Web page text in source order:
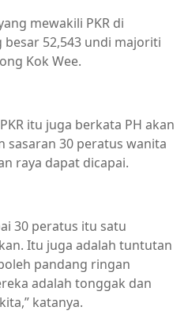
mewakili PKR di
52,543 undi majoriti
Kok Wee.
itu juga berkata PH akan
sasaran 30 peratus wanita
raya dapat dicapai.
30 peratus itu satu
Itu juga adalah tuntutan
pandang ringan
adalah tonggak dan
katanya.